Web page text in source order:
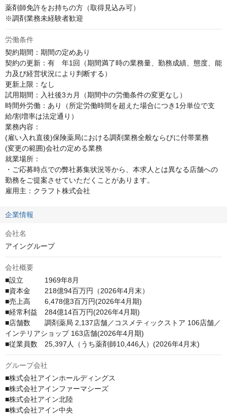
薬剤師免許をお持ちの方（取得見込み可）
※調剤業務未経験者歓迎
労働条件
契約期間：期間の定めあり
契約の更新：有　年1回（期間満了時の業務量、勤務成績、態度、能
力及び経営状況により判断する）
更新上限：なし
試用期間：入社後3カ月（期間中の労働条件の変更なし）
時間外労働：あり（所定労働時間を超えた場合につき1分単位で支
給/割増率は法定通り）
業務内容：
(雇い入れ直後)保険薬局における調剤業務全般ならびに付帯業務
(変更の範囲)会社の定める業務
就業場所：
・ご応募時点での弊社募集状況等から、本求人とは異なる店舗への
勤務をご提案させていただくことがあります。
雇用主：クラフト株式会社
企業情報
会社名
アイングループ
会社概要
■設立　　　1969年8月
■資本金　　218億94百万円（2026年4月末）
■売上高　　6,478億3百万円(2026年4月期)
■経常利益　284億14百万円(2026年4月期)
■店舗数　　調剤薬局 2,137店舗／コスメティックストア 106店舗／
インテリアショップ 163店舗(2026年4月期)
■従業員数　25,397人（うち薬剤師10,446人）(2026年4月末)
グループ会社
■株式会社アインホールディングス
■株式会社アインファーマシーズ
■株式会社アイン北陸
■株式会社アイン中央